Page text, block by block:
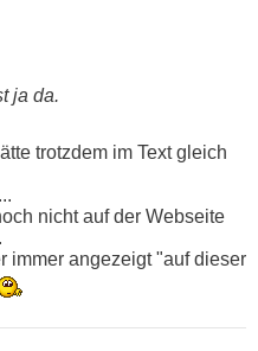
ja da.
trotzdem im Text gleich
nicht auf der Webseite
immer angezeigt "auf dieser